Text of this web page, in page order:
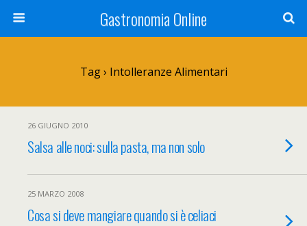
Gastronomia Online
Tag › Intolleranze Alimentari
26 GIUGNO 2010
Salsa alle noci: sulla pasta, ma non solo
25 MARZO 2008
Cosa si deve mangiare quando si è celiaci